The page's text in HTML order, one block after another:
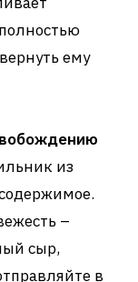
ему
из
–
сыр,
в